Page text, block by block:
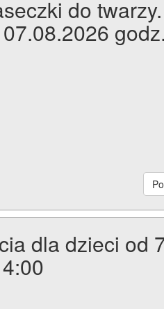
do
dla dzieci od